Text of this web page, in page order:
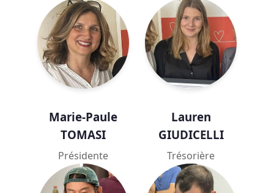
Marie-Paule
TOMASI
Présidente
Lauren
GIUDICELLI
Trésorière